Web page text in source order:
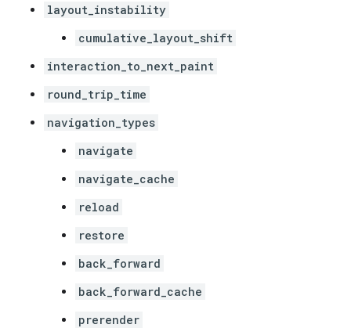
layout_instability
cumulative_layout_shift
interaction_to_next_paint
round_trip_time
navigation_types
navigate
navigate_cache
reload
restore
back_forward
back_forward_cache
prerender